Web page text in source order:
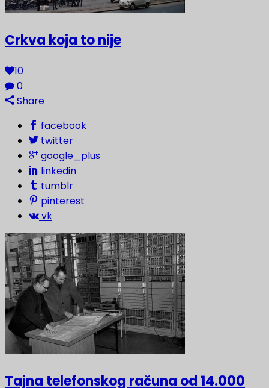
Crkva koja to nije
10
0
Share
facebook
twitter
google_plus
linkedin
tumblr
pinterest
vk
Tajna telefonskog računa od 14.000